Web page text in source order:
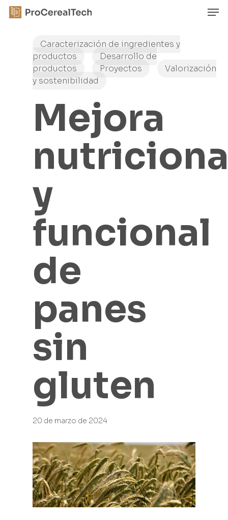
Skip
Caracterización de ingredientes y
productos
Desarrollo de
productos
Proyectos
Valorización
y sostenibilidad
Mejora
y
funcional
de
panes
sin
gluten
20 de marzo de 2024